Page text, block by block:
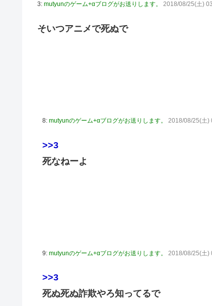
3: mutyunのゲーム+αブログがお送りします。 2018/08/25(土)
そいつアニメで死ぬで
8: mutyunのゲーム+αブログがお送りします。 2018/08/25(土)
>>3
死なねーよ
9: mutyunのゲーム+αブログがお送りします。 2018/08/25(土)
>>3
死ぬ死ぬ詐欺やろ知ってるで